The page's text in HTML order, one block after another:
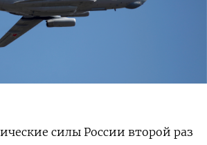
силы России второй раз